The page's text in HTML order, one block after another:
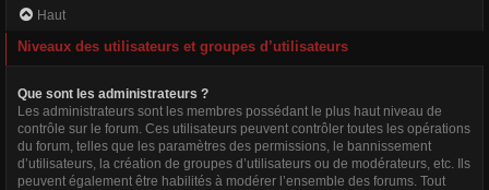
Haut
Niveaux des utilisateurs et groupes d’utilisateurs
Que sont les administrateurs ?
Les administrateurs sont les membres possédant le plus haut niveau de
contrôle sur le forum. Ces utilisateurs peuvent contrôler toutes les opérations
du forum, telles que les paramètres des permissions, le bannissement
d’utilisateurs, la création de groupes d’utilisateurs ou de modérateurs, etc. Ils
peuvent également être habilités à modérer l’ensemble des forums. Tout